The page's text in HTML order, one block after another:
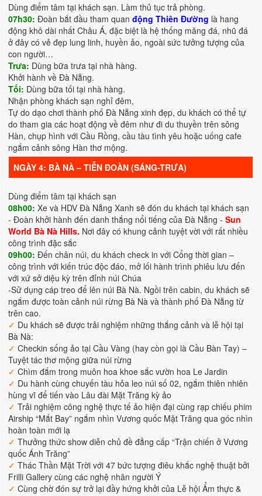
Dùng điểm tâm tại khách sạn. Làm thủ tục trả phòng.
07h30:Đoàn bắt đầu tham quanđộng Thiên Đường là hang
động khô dài nhất Châu Á, đặc biệt là hệ thống măng đá, nhũ đá
ở đây có vẻ đẹp lung linh, huyền ảo, ngoài sức tưởng tượng của
con người…
Trưa: Dùng bữa trưa tại nhà hàng.
Khởi hành về Đà Nẵng.
Tối: Dùng bữa tối tại nhà hàng.
Nhận phòng khách sạn nghỉ đêm,
Tự do dạo chơi thành phố Đà Nẵng xinh đẹp, du khách có thể tự
do tham gia các hoạt động về đêm như đi du thuyền trên sông
Hàn, chụp hình với Cầu Rồng, cầu tàu tình yêu hoặc uống cafe
ngắm cảnh sông Hàn thơ mộng.
NGÀY 4: BÀ NÀ – TIỄN ĐOÀN (SÁNG-TRƯA)
Dùng điểm tâm tại khách sạn
08h00: Xe và HDV Đà Nẵng Xanh sẽ đón du khách tại khách sạn
- Đoàn khởi hành đến danh thắng nổi tiếng của Đà Nẵng -Sun
World Bà Nà Hills. Nơi đây có khung cảnh tuyệt vời với rất nhiều
công trình đặc sắc
09h00: Đến chân núi, du khách check in với Cổng thời gian –
công trình với kiến trúc độc đáo, mở lối hành trình phiêu lưu đến
với xứ sở diệu kỳ trên đỉnh núi Chúa
-Sử dụng cáp treo để lên núi Bà Nà. Ngồi trên cabin, du khách sẽ
ngắm được toàn cảnh núi rừng Bà Nà và thành phố Đà Nẵng từ
trên cao.
✓ Du khách sẽ được trải nghiệm những thắng cảnh và lễ hội tại
Bà Nà:
✓ Checkin sống ảo tại Cầu Vàng (hay còn gọi là Cầu Bàn Tay) –
Tuyệt tác thơ mộng giữa núi rừng
✓ Chìm đắm trong muôn hoa khoe sắc vườn hoa Le Jardin
✓ Du hành cùng chuyến tàu hỏa leo núi số 02, ngắm thiên nhiên
hùng vĩ để tiến vào Lâu đài Mặt Trăng kỳ ảo
✓ Trải nghiệm công nghệ thực tế ảo hiện đại cùng rạp chiếu phim
Airship “Mắt Bay” ngắm nhìn Vương quốc Mặt Trăng qua góc nhìn
hoàn toàn mới lạ
✓ Thưởng thức show diễn chủ đề đẳng cấp “Trận chiến ở Vương
quốc Ánh Trăng”
✓ Thác Thần Mặt Trời với 47 bức tượng điêu khắc nghệ thuật bởi
Frilli Gallery cùng các nghệ nhân người Ý
✓ Cùng chờ đón sự trở lại đầy hứng khởi của Lễ hội Ẩm thực &